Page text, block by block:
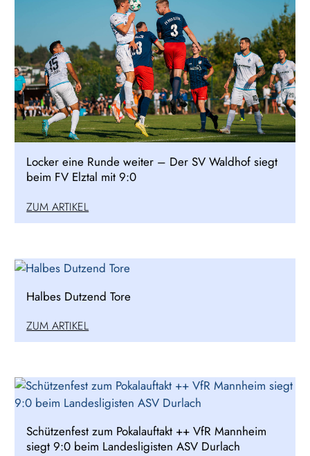
Locker eine Runde weiter – Der SV Waldhof siegt
beim FV Elztal mit 9:0
ZUM ARTIKEL
Halbes Dutzend Tore
ZUM ARTIKEL
Schützenfest zum Pokalauftakt ++ VfR Mannheim
siegt 9:0 beim Landesligisten ASV Durlach